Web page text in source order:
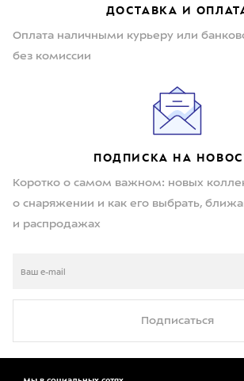
ДОСТАВКА И
Оплата наличными курьеру или
без комиссии
ПОДПИСКА НА
Коротко о самом важном: новых
о снаряжении и как его выбрать,
и распродажах
Подписаться